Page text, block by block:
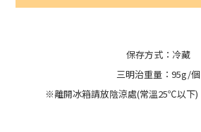
保存方式：冷藏
三明治重量：95g/個
※離開冰箱請放陰涼處(常溫25℃以下)